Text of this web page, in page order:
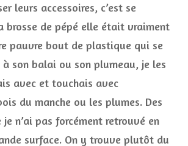
leurs accessoires, c’est se
brosse de pépé elle était vraiment
pauvre bout de plastique qui se
son balai ou son plumeau, je les
avec et touchais avec
du manche ou les plumes. Des
n’ai pas forcément retrouvé en
surface. On y trouve plutôt du